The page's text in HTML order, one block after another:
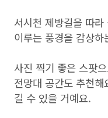
서시천 제방길을 따
이루는 풍경을 감상
사진 찍기 좋은 스팟
전망대 공간도 추천
길 수 있을 거예요.